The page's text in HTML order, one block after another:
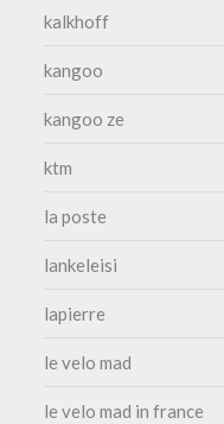
kalkhoff
kangoo
kangoo ze
ktm
la poste
lankeleisi
lapierre
le velo mad
le velo mad in france